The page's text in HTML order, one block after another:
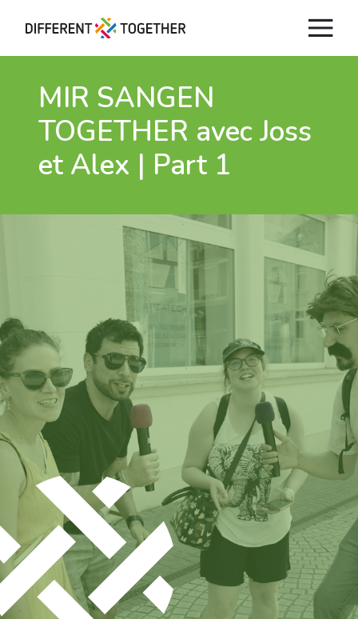
Vidéos
#differenttogether
Ville de Differdange
Contact
MIR SANGEN
TOGETHER avec Joss
et Alex | Part 1